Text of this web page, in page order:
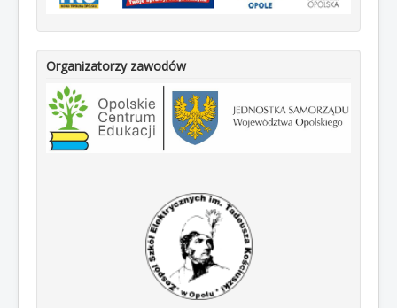
Organizatorzy zawodów